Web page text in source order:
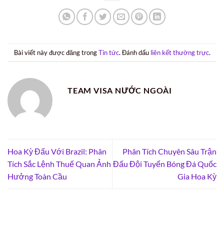
Bài viết này được đăng trongTin tức. Đánh dấu liên kết thường trực.
TEAM VISA NƯỚC NGOÀI
Hoa Kỳ Đấu Với Brazil: Phân
Tích Sắc Lệnh Thuế Quan Ảnh
Hưởng Toàn Cầu
Phân Tích Chuyên Sâu Trận
Đấu Đội Tuyển Bóng Đá Quốc
Gia Hoa Kỳ